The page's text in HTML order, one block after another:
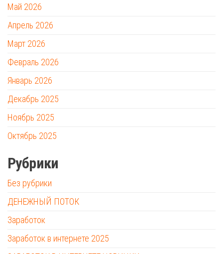
Май 2026
Апрель 2026
Март 2026
Февраль 2026
Январь 2026
Декабрь 2025
Ноябрь 2025
Октябрь 2025
Рубрики
Без рубрики
ДЕНЕЖНЫЙ ПОТОК
Заработок
Заработок в интернете 2025